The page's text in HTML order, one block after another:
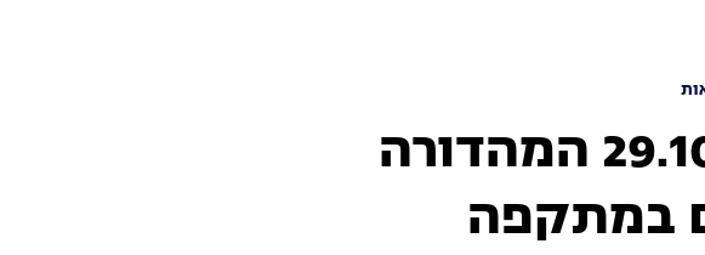
המהדורה המרכזית 29.10.19 המהדורה
במתקפה